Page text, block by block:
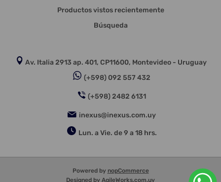
Productos vistos recientemente
Búsqueda
Av. Italia 2913 ap. 401, CP11600, Montevideo - Uruguay
(+598) 092 557 432
(+598) 2482 6131
inexus@inexus.com.uy
Lun. a Vie. de 9 a 18 hrs.
Powered by nopCommerce
Designed by AgileWorks.com.uy